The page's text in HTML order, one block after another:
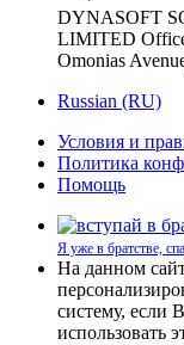
DYNASOFT
LIMITED
Omonias
Russian (RU)
Условия и
Политика
Помощь
Я уже в братстве,
На данном
систему, если
использовать